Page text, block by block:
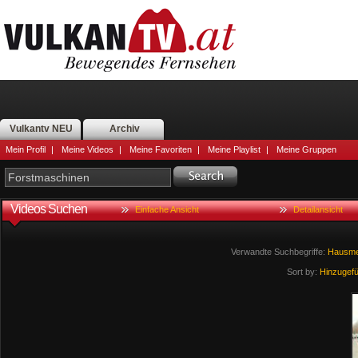
Vulkantv NEU Archiv
Mein Profil | Meine Videos | Meine Favoriten | Meine Playlist | Meine Gruppen
Videos Suchen Einfache Ansicht Detailansicht
Verwandte Suchbegriffe:
Sort by: